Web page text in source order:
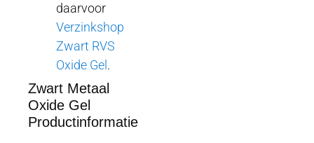
daarvoor
Verzinkshop
Zwart RVS
Oxide Gel .
Zwart Metaal
Oxide Gel
Productinformatie